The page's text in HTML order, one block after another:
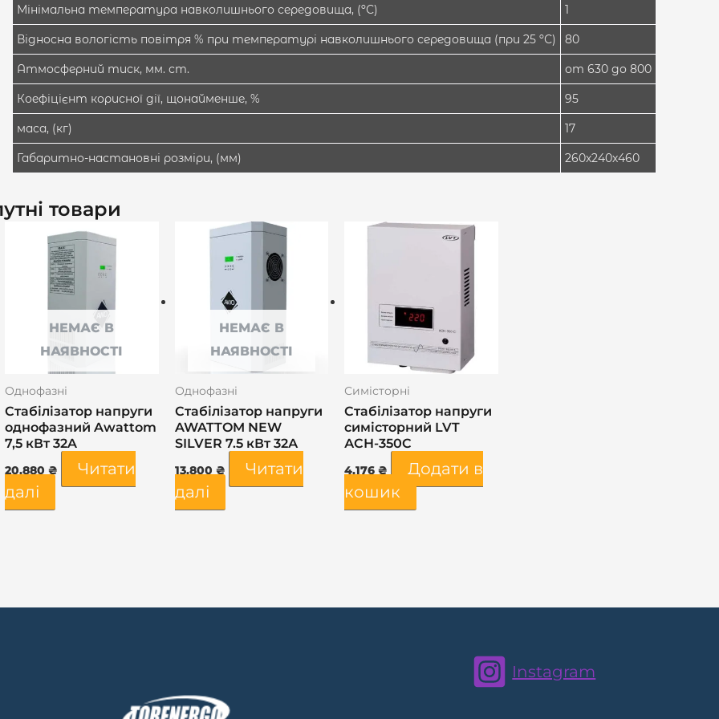
Мінімальна температура навколишнього середовища, (ºС) 1
Відносна вологість повітря % при температурі навколишнього середовища (при 25 ºС) 80
Атмосферний тиск, мм. ст. от 630 до 800
Коефіцієнт корисної дії, щонайменше, % 95
маса, (кг) 17
Габаритно-настановні розміри, (мм) 260х240х460
товари
НЕМАЄ В
НАЯВНОСТІ
Однофазні
Стабілізатор напруги
однофазний Awattom
7,5 кВт 32A
20.880 ₴
Читати
далі
НЕМАЄ В
НАЯВНОСТІ
Однофазні
Стабілізатор напруги
AWATTOM NEW
SILVER 7.5 кВт 32А
13.800 ₴
Читати
далі
Симісторні
Стабілізатор напруги
симісторний LVT
АСН-350С
4.176₴
Додати в
кошик
Instagram